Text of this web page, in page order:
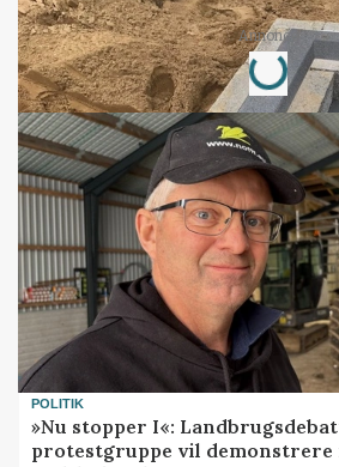
Annonce
Loading...
POLITIK
»Nu stopper I«:
protestgruppe vil demonstrere